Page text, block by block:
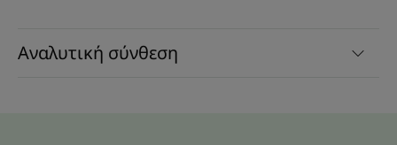
Αναλυτική σύνθεση